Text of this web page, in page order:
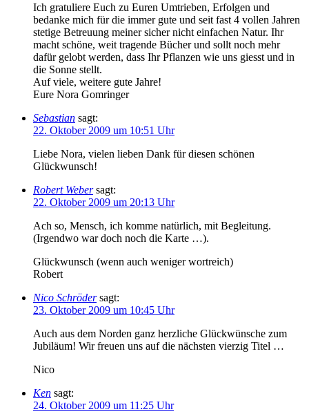
Ich gratuliere Euch zu Euren Umtrieben, Erfolgen und
bedanke mich für die immer gute und seit fast 4 vollen Jahren
stetige Betreuung meiner sicher nicht einfachen Natur. Ihr
macht schöne, weit tragende Bücher und sollt noch mehr
dafür gelobt werden, dass Ihr Pflanzen wie uns giesst und in
die Sonne stellt.
Auf viele, weitere gute Jahre!
Eure Nora Gomringer
Sebastian sagt:
22. Oktober 2009 um 10:51 Uhr
Liebe Nora, vielen lieben Dank für diesen schönen
Glückwunsch!
Robert Weber sagt:
22. Oktober 2009 um 20:13 Uhr
Ach so, Mensch, ich komme natürlich, mit Begleitung.
(Irgendwo war doch noch die Karte …).
Glückwunsch (wenn auch weniger wortreich)
Robert
Nico Schröder sagt:
23. Oktober 2009 um 10:45 Uhr
Auch aus dem Norden ganz herzliche Glückwünsche zum
Jubiläum! Wir freuen uns auf die nächsten vierzig Titel …
Nico
Ken sagt:
24. Oktober 2009 um 11:25 Uhr